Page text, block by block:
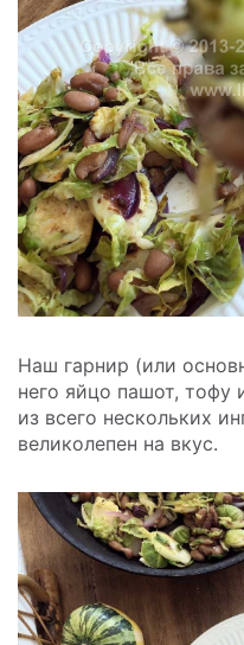
Наш гарнир (или
него яйцо пашот,
из всего нескольких
великолепен на вкус.